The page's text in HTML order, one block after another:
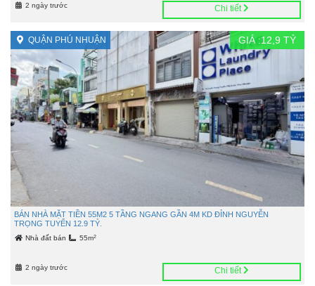
2 ngày trước Chi tiết
QUẬN PHÚ NHUẬN GIÁ :12,9 TỶ
BÁN NHÀ MẶT TIỀN 55M2 5 TẦNG NGANG GẦN 4M KD ĐỈNH NGUYỄN
TRỌNG TUYỂN 12.9 TỶ.
Nhà đất bán 55m2
2 ngày trước Chi tiết